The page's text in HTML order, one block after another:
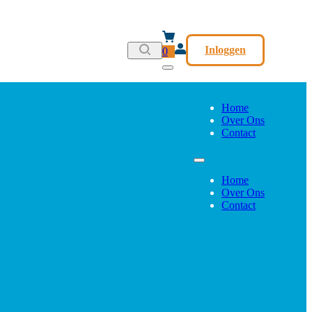
0 Inloggen
Home
Over Ons
Contact
Home
Over Ons
Contact